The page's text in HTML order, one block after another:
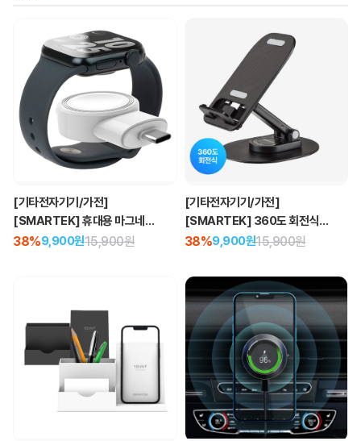
[기타전자기기/가전]
[SMARTEK] 휴대용 마그네틱
워치 충전기
38%9,900원15,900원
[기타전자기기/가전]
[SMARTEK] 360도 회전식
스마트폰 거치대
38%9,900원15,900원